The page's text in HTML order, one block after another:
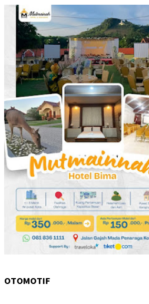
OTOMOTIF